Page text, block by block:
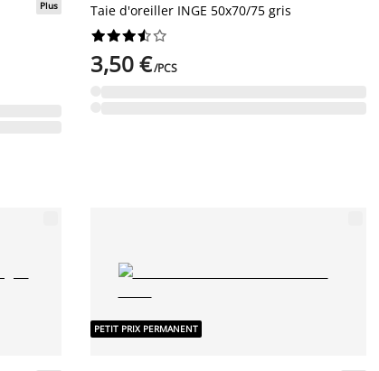
Plus
Taie d'oreiller INGE 50x70/75 gris






3,50 €/PCS
PETIT PRIX PERMANENT